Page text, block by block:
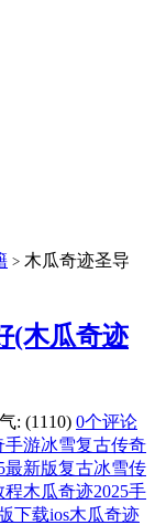
> 木瓜奇迹圣导
(木瓜奇迹
: (1110) 0个评论
手游冰雪复古传奇
最新版复古冰雪传
程木瓜奇迹2025手
下载ios木瓜奇迹